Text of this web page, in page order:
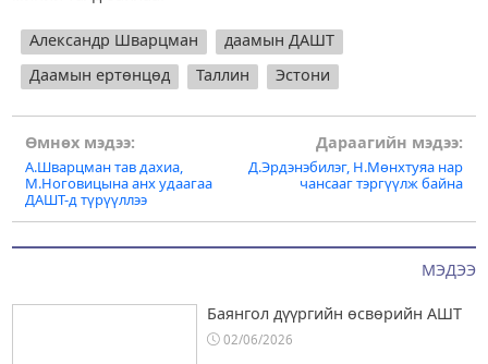
МЭДЭЭ
Баянгол дүүргийн өсвөрийн АШТ
02/06/2026
Александр Шварцман
даамын ДАШТ
Даамын ертөнцөд
Таллин Эстони
Post
navigation
Өмнөх мэдээ:
А.Шварцман тав дахиа,
М.Ноговицына анх удаагаа
ДАШТ-д түрүүллээ
Дараагийн мэдээ:
Д.Эрдэнэбилэг, Н.Мөнхтуяа нар
чансааг тэргүүлж байна